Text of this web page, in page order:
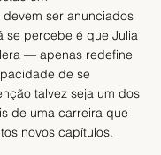
ser anunciados
se percebe é que Julia
— apenas redefine
de se
talvez seja um dos
de uma carreira que
novos capítulos.